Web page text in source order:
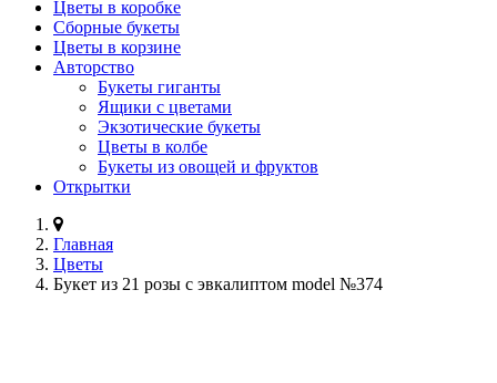
Цветы в коробке
Сборные букеты
Цветы в корзине
Авторство
Букеты гиганты
Ящики с цветами
Экзотические букеты
Цветы в колбе
Букеты из овощей и фруктов
Открытки
Главная
Цветы
Букет из 21 розы с эвкалиптом model №374